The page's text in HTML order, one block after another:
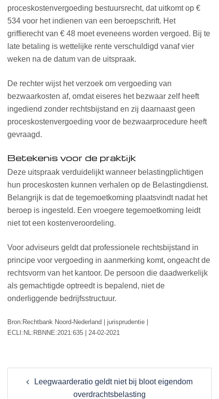
proceskostenvergoeding bestuursrecht, dat uitkomt op €
534 voor het indienen van een beroepschrift. Het
griffierecht van € 48 moet eveneens worden vergoed. Bij te
late betaling is wettelijke rente verschuldigd vanaf vier
weken na de datum van de uitspraak.
De rechter wijst het verzoek om vergoeding van
bezwaarkosten af, omdat eiseres het bezwaar zelf heeft
ingediend zonder rechtsbijstand en zij daarnaast geen
proceskostenvergoeding voor de bezwaarprocedure heeft
gevraagd.
Betekenis voor de praktijk
Deze uitspraak verduidelijkt wanneer belastingplichtigen
hun proceskosten kunnen verhalen op de Belastingdienst.
Belangrijk is dat de tegemoetkoming plaatsvindt nadat het
beroep is ingesteld. Een vroegere tegemoetkoming leidt
niet tot een kostenveroordeling.
Voor adviseurs geldt dat professionele rechtsbijstand in
principe voor vergoeding in aanmerking komt, ongeacht de
rechtsvorm van het kantoor. De persoon die daadwerkelijk
als gemachtigde optreedt is bepalend, niet de
onderliggende bedrijfsstructuur.
Bron:Rechtbank Noord-Nederland | jurisprudentie |
ECLI:NL:RBNNE:2021:635 | 24-02-2021
Post
navigation
Leegwaarderatio geldt niet bij bloot eigendom
overdrachtsbelasting